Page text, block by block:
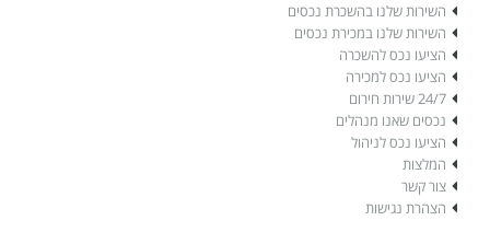
השירות שלנו בהשכרת נכסים
השירות שלנו במכירת נכסים
הציעו נכס להשכרה
הציעו נכס למכירה
24/7 שירות חירום
נכסים שאנו מנהלים
הציעו נכס לניהול
המלצות
צור קשר
הצהרת נגישות